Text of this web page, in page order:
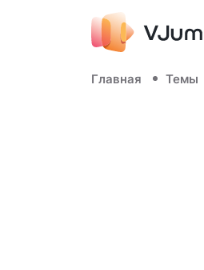
Главная Темы